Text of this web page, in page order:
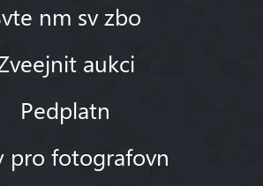
nm sv zbo
aukci
Pedplatn
pro fotografovn